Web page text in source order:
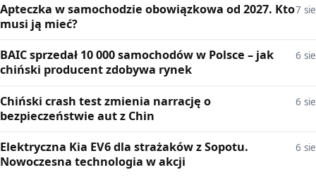
Apteczka w samochodzie obowiązkowa od 2027. Kto
musi ją mieć?
7 sie
BAIC sprzedał 10 000 samochodów w Polsce – jak
chiński producent zdobywa rynek
6 sie
Chiński crash test zmienia narrację o
bezpieczeństwie aut z Chin
6 sie
Elektryczna Kia EV6 dla strażaków z Sopotu.
Nowoczesna technologia w akcji
6 sie